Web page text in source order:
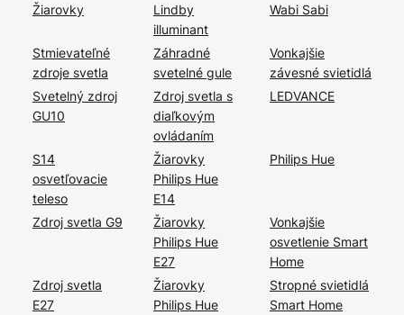
Žiarovky
Lindby
illuminant
Wabi Sabi
Stmievateľné
zdroje svetla
Záhradné
svetelné gule
Vonkajšie
závesné svietidlá
Svetelný zdroj
GU10
Zdroj svetla s
diaľkovým
ovládaním
LEDVANCE
S14
osvetľovacie
teleso
Žiarovky
Philips Hue
E14
Philips Hue
Zdroj svetla G9
Žiarovky
Philips Hue
E27
Vonkajšie
osvetlenie Smart
Home
Zdroj svetla
E27
Žiarovky
Philips Hue
Stropné svietidlá
Smart Home